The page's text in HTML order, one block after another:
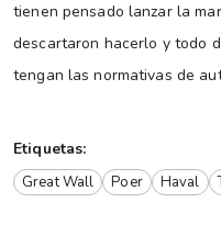
tienen pensado lanzar la
descartaron hacerlo y todo
tengan las normativas de
Etiquetas:
Great Wall Poer Haval